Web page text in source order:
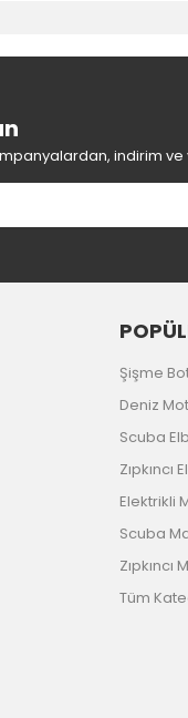
veya görüntülenemiyor.
bulunuyor.
daha pahalı.
olmalı.
indirim
Şişme
Deniz
Scuba
Zıpkıncı
Elektrikli
Scuba
Zıpkıncı
Tüm